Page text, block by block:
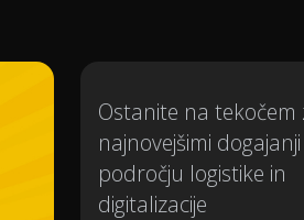
Ostanite na tekočem
najnovejšimi
področju logistike in
digitalizacije